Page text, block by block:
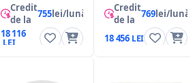
Credit
de la 755lei/lună
18 116
Credit
de la 769lei/lună
18 456